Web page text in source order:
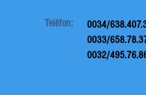
Telèfon:
0034/
0033/
0032/